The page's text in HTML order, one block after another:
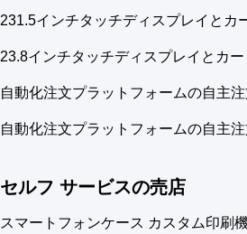
231.5インチタッチディスプレイとカ
23.8インチタッチディスプレイとカ
自動化注文プラットフォームの自主
自動化注文プラットフォームの自主
セルフ サービスの売店
スマートフォンケース カスタム印刷